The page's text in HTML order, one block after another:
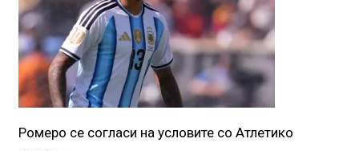
Ромеро се согласи на условите со Атлетико